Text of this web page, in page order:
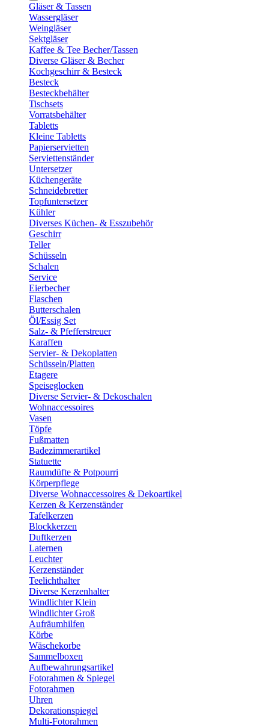
Gläser & Tassen
Wassergläser
Weingläser
Sektgläser
Kaffee & Tee Becher/Tassen
Diverse Gläser & Becher
Kochgeschirr & Besteck
Besteck
Besteckbehälter
Tischsets
Vorratsbehälter
Tabletts
Kleine Tabletts
Papierservietten
Serviettenständer
Untersetzer
Küchengeräte
Schneidebretter
Topfuntersetzer
Kühler
Diverses Küchen- & Esszubehör
Geschirr
Teller
Schüsseln
Schalen
Service
Eierbecher
Flaschen
Butterschalen
Öl/Essig Set
Salz- & Pfefferstreuer
Karaffen
Servier- & Dekoplatten
Schüsseln/Platten
Etagere
Speiseglocken
Diverse Servier- & Dekoschalen
Wohnaccessoires
Vasen
Töpfe
Fußmatten
Badezimmerartikel
Statuette
Raumdüfte & Potpourri
Körperpflege
Diverse Wohnaccessoires & Dekoartikel
Kerzen & Kerzenständer
Tafelkerzen
Blockkerzen
Duftkerzen
Laternen
Leuchter
Kerzenständer
Teelichthalter
Diverse Kerzenhalter
Windlichter Klein
Windlichter Groß
Aufräumhilfen
Körbe
Wäschekorbe
Sammelboxen
Aufbewahrungsartikel
Fotorahmen & Spiegel
Fotorahmen
Uhren
Dekorationspiegel
Multi-Fotorahmen